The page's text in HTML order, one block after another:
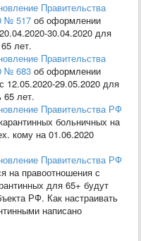
Правительства
№ 517 об оформлении
30.04.2020 для
лет.
Правительства
№ 683 об оформлении
12.05.2020-29.05.2020 для
65 лет.
Правительства РФ
больничных на
кому на 01.06.2020
Правительства РФ
на правоотношения с
для 65+ будут
РФ. Как настраивать
написано